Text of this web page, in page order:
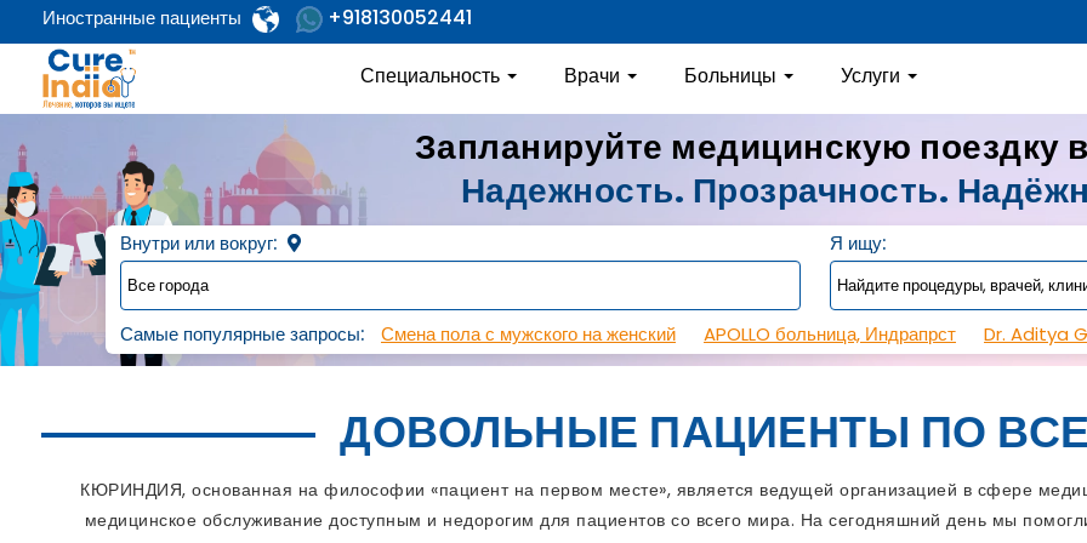
Иностранные пациенты +918130052441
Специальность Врачи Больницы Услуги
Запланируйте медицинскую поездку
Надежность. Прозрачность.
Внутри или вокруг: Я ищу:
Самые популярные запросы: Смена пола с мужского на женский APOLLO больница, Индрапрст Dr. Aditya
ДОВОЛЬНЫЕ ПАЦИЕНТЫ ПО
КЮРИНДИЯ, основанная на философии «пациент на первом месте», является ведущей организацией в сфере
медицинское обслуживание доступным и недорогим для пациентов со всего мира. На сегодняшний день мы